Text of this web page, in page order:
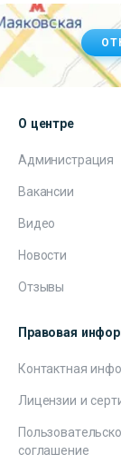
О центре
Администрация
Вакансии
Видео
Новости
Отзывы
Правовая
Контактная
Лицензии и
соглашение